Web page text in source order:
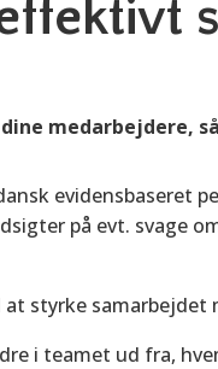
medarbejdere,
evidensbaseret
på evt. svage
styrke samarbejdet
i teamet ud fra,